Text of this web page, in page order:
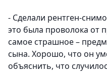
- Сделали рентген-
это была проволока от
самое страшное –
сына. Хорошо, что он
объяснить, что